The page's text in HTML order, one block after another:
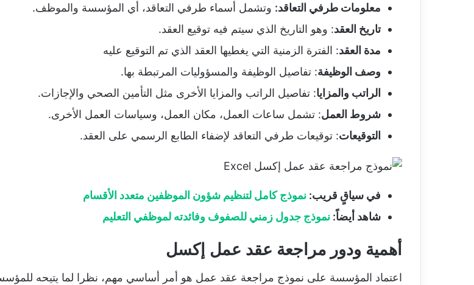
معلومات طرفي التعاقد: وتشمل أسماء طرفي التعاقد، أي المؤسسة والموظف.
تاريخ العقد: وهو التاريخ الذي سيتم فيه توقيع العقد.
مدة العقد: الفترة الزمنية التي يغطيها العقد الذي تم التوقيع عليه
وصف الوظيفة: تفاصيل الوظيفة والمسؤوليات المرتبطة بها.
الراتب والمزايا: تفاصيل الراتب والمزايا الأخرى مثل التأمين الصحي والإجازات.
شروط العمل: تشمل ساعات العمل، مكان العمل، وسياسات العمل الأخرى.
التوقيعات: توقيعات طرفي التعاقد لإضفاء الطابع الرسمي على العقد.
في سياقٍ قريب: نموذج كامل لتنظيم شؤون الموظفين متعدد الأقسام
شاهد أيضاً: نموذج جدول زمني للصفوف وفائدته لموظفي التعليم
أهمية ودور مراجعة عقد عمل إكسل
اعتماد المؤسسة على نموذج مراجعة عقد عمل هو أمر أساسي مهم، نظرا لما يتيحه